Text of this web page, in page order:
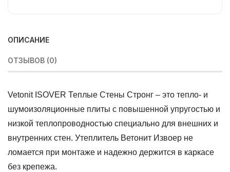
ОПИСАНИЕ
ОТЗЫВОВ (0)
Vetonit ISOVER Теплые Стены Стронг – это тепло- и
шумоизоляционные плиты с повышенной упругостью и
низкой теплопроводностью специально для внешних и
внутренних стен. Утеплитель Ветонит Извоер не
ломается при монтаже и надежно держится в каркасе
без крепежа.